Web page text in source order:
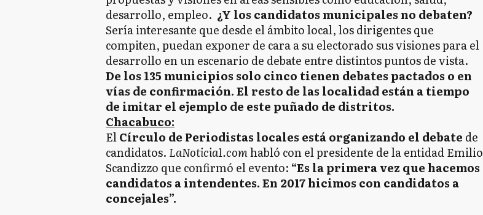
desarrollo, empleo. ¿Y los candidatos municipales no debaten?
Sería interesante que desde el ámbito local, los dirigentes que
compiten, puedan exponer de cara a su electorado sus visiones para el
desarrollo en un escenario de debate entre distintos puntos de vista.
De los 135 municipios solo cinco tienen debates pactados o en
vías de confirmación. El resto de las localidad están a tiempo
de imitar el ejemplo de este puñado de distritos.
Chacabuco:
ElCírculo de Periodistas locales está organizando el debate de
candidatos. LaNoticia1.comhabló con el presidente de la entidad Emilio
Scandizzo que confirmó el evento: “Es la primera vez que hacemos
candidatos a intendentes. En 2017 hicimos con candidatos a
concejales”.